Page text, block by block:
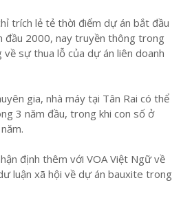
trích lẻ tẻ thời điểm dự án bắt đầu
đầu 2000, nay truyền thông trong
về sự thua lỗ của dự án liên doanh
gia, nhà máy tại Tân Rai có thể
3 năm đầu, trong khi con số ở
định thêm với VOA Việt Ngữ về
luận xã hội về dự án bauxite trong